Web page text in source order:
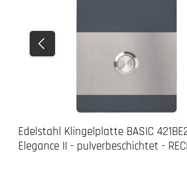
Edelstahl Klingelplatte BASIC
Elegance II - pulverbeschichtet -